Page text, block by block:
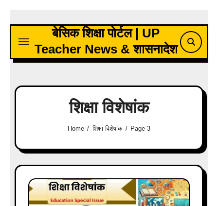
content
बेसिक शिक्षा पोर्टल | UP
Teacher News & शासनादेश
शिक्षा विशेषांक
Home शिक्षा विशेषांक Page 3